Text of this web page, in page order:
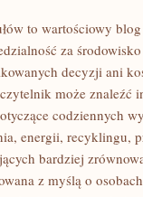
to wartościowy
za
decyzji ani
może znaleźć
codziennych
energii, recyklingu,
bardziej
z myślą o